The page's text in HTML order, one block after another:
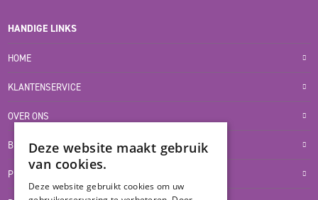
HANDIGE LINKS
HOME
KLANTENSERVICE
OVER ONS
BLOG
PRIVACYVERKLARING
Deze website maakt gebruik
van cookies.
Deze website gebruikt cookies om uw